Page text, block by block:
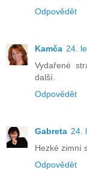
Odpovědět
Kamča 24.
Vydařené
další.
Odpovědět
Gabreta 24.
Hezké zimní
Odpovědět